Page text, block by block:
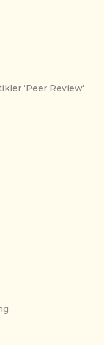
‘Peer Review’